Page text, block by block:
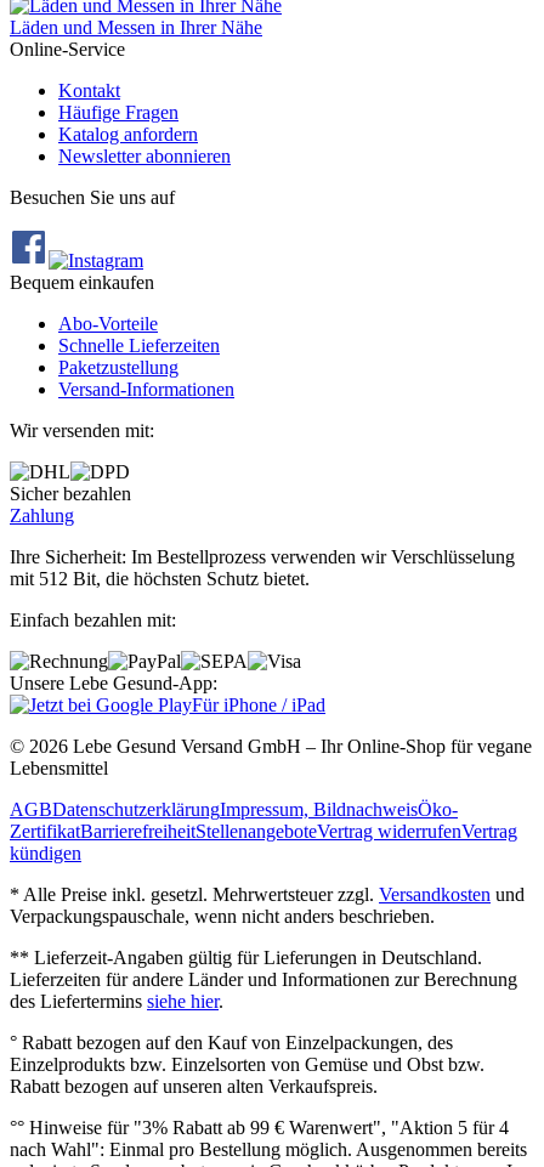
Läden und Messen in Ihrer Nähe
Online-Service
Kontakt
Häufige Fragen
Katalog anfordern
Newsletter abonnieren
Besuchen Sie uns auf
Bequem einkaufen
Abo‐Vorteile
Schnelle Lieferzeiten
Paketzustellung
Versand‐Informationen
Wir versenden mit:
Sicher bezahlen
Zahlung
Ihre Sicherheit: Im Bestellprozess verwenden wir Verschlüsselung
mit 512 Bit, die höchsten Schutz bietet.
Einfach bezahlen mit:
Unsere Lebe Gesund-App:
Für iPhone / iPad
© 2026 Lebe Gesund Versand GmbH – Ihr Online‐Shop für vegane
Lebensmittel
AGBDatenschutzerklärungImpressum, BildnachweisÖko‐
ZertifikatBarrierefreiheitStellenangeboteVertrag widerrufenVertrag
kündigen
* Alle Preise inkl. gesetzl. Mehrwertsteuer zzgl. Versandkosten und
Verpackungspauschale, wenn nicht anders beschrieben.
** Lieferzeit‐Angaben gültig für Lieferungen in Deutschland.
Lieferzeiten für andere Länder und Informationen zur Berechnung
des Liefertermins siehe hier.
° Rabatt bezogen auf den Kauf von Einzelpackungen, des
Einzelprodukts bzw. Einzelsorten von Gemüse und Obst bzw.
Rabatt bezogen auf unseren alten Verkaufspreis.
°° Hinweise für "3% Rabatt ab 99 € Warenwert", "Aktion 5 für 4
nach Wahl": Einmal pro Bestellung möglich. Ausgenommen bereits